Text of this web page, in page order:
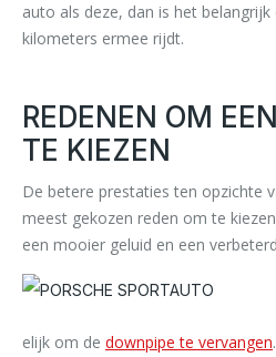
auto als deze, dan is het
kilometers ermee rijdt.
REDENEN OM
TE KIEZEN
De betere prestaties ten opzichte
meest gekozen reden om te
een mooier geluid en een
elijk om de downpipe te vervangen